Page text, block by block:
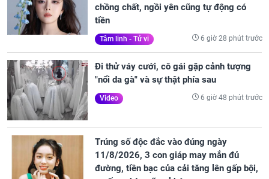
chồng chất, ngồi yên cũng tự động có
tiền
Tâm linh - Tử vi 6 giờ 28 phút trước
Đi thử váy cưới, cô gái gặp cảnh tượng
"nổi da gà" và sự thật phía sau
Video 6 giờ 48 phút trước
Trúng số độc đắc vào đúng ngày
11/8/2026, 3 con giáp may mắn đủ
đường, tiền bạc của cải tăng lên gấp bội,